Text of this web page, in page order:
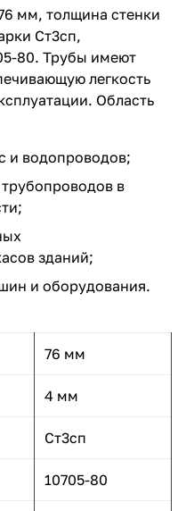
мм, толщина стенки
Ст3сп,
80. Трубы имеют
легкость
Область
и водопроводов;
в
зданий;
и оборудования.
76 мм
4 мм
Ст3сп
10705-80